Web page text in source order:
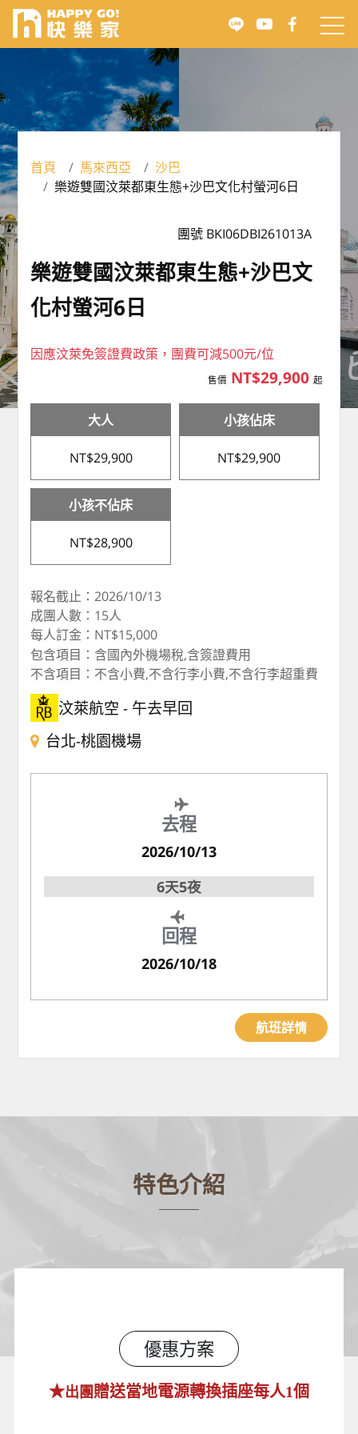
首頁 馬來西亞
沙巴
樂遊雙國汶萊都東生態+沙巴文化村螢河6日
團號 BKI06DBI261013A
樂遊雙國汶萊都東生態+沙巴文
化村螢河6日
因應汶萊免簽證費政策，團費可減500元/位
售價 NT$29,900 起
大人
NT$29,900
小孩佔床
NT$29,900
小孩不佔床
NT$28,900
報名截止：2026/10/13
成團人數：15人
每人訂金：NT$15,000
包含項目：含國內外機場稅,含簽證費用
不含項目：不含小費,不含行李小費,不含行李超重費
汶萊航空
午去早回
台北-桃園機場
去程
2026/10/13
6天5夜
回程
2026/10/18
航班詳情
特色介紹
優惠方案
★出團 贈送當地電源轉換插座每人1個